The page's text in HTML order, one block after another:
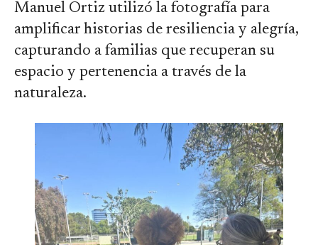
Manuel Ortiz utilizó la fotografía para
amplificar historias de resiliencia y alegría,
capturando a familias que recuperan su
espacio y pertenencia a través de la
naturaleza.